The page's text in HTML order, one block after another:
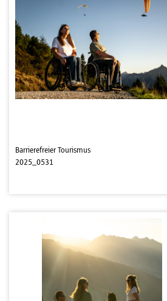
Barrierefreier Tourismus
2025_0531